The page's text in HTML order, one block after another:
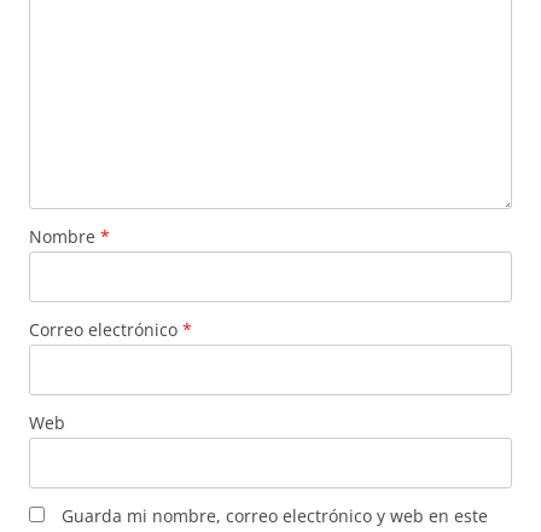
Nombre *
Correo electrónico *
Web
Guarda mi nombre, correo electrónico y web en este